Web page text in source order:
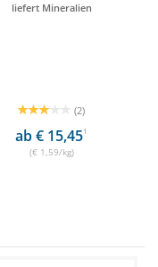
liefert Mineralien
(2)
ab € 15,451
(€ 1,59/kg)